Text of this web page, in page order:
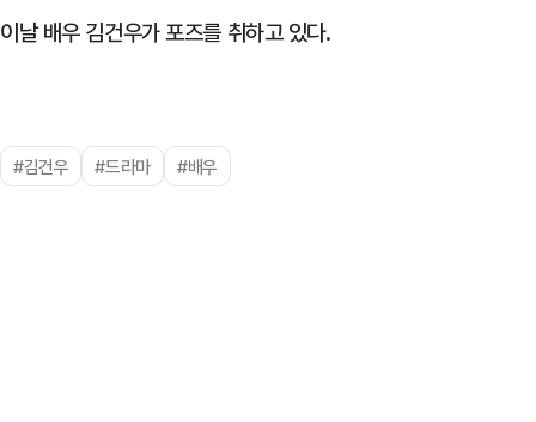
이날 배우 김건우가 포즈를 취하고 있다.
#김건우 #드라마 #배우